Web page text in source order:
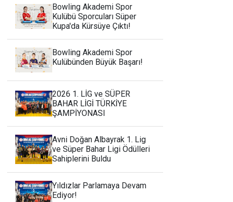
Bowling Akademi Spor
Kulübü Sporcuları Süper
Kupa'da Kürsüye Çıktı!
Bowling Akademi Spor
Kulübünden Büyük Başarı!
2026 1. LİG ve SÜPER
BAHAR LİGİ TÜRKİYE
ŞAMPİYONASI
Avni Doğan Albayrak 1. Lig
ve Süper Bahar Ligi Ödülleri
Sahiplerini Buldu
Yıldızlar Parlamaya Devam
Ediyor!